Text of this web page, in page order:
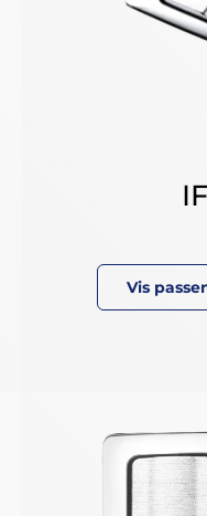
Vis